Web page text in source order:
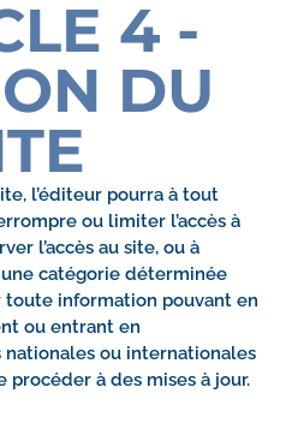
4 -
DU
l’éditeur pourra à tout
ou limiter l’accès à
l’accès au site, ou à
catégorie déterminée
toute information pouvant en
ou entrant en
ou internationales
procéder à des mises à jour.